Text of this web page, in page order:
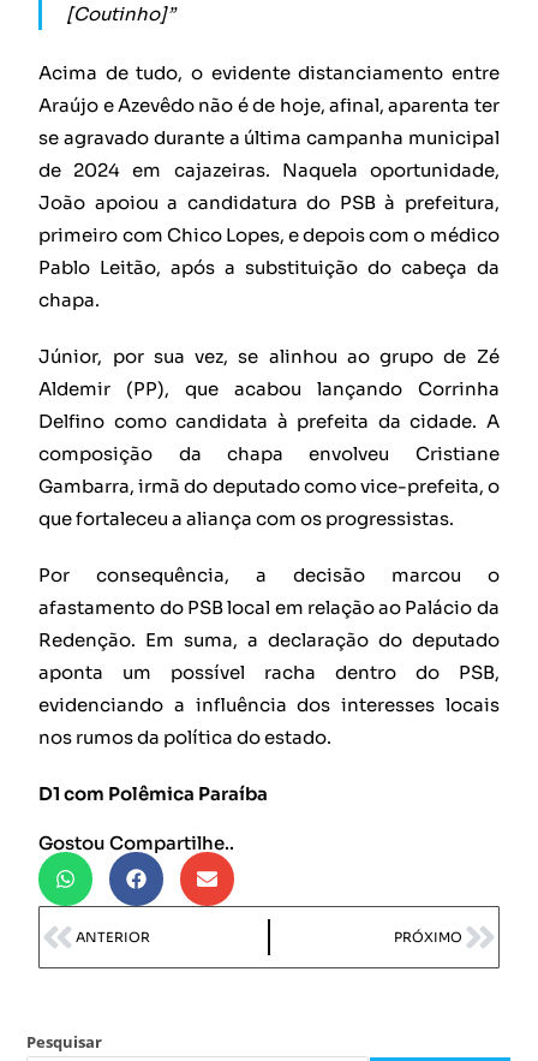
[Coutinho]”
Acima de tudo, o evidente distanciamento entre
Araújo e Azevêdo não é de hoje, afinal, aparenta ter
se agravado durante a última campanha municipal
de 2024 em cajazeiras. Naquela oportunidade,
João apoiou a candidatura do PSB à prefeitura,
primeiro com Chico Lopes, e depois com o médico
Pablo Leitão, após a substituição do cabeça da
chapa.
Júnior, por sua vez, se alinhou ao grupo de Zé
Aldemir (PP), que acabou lançando Corrinha
Delfino como candidata à prefeita da cidade. A
composição da chapa envolveu Cristiane
Gambarra, irmã do deputado como vice-prefeita, o
que fortaleceu a aliança com os progressistas.
Por consequência, a decisão marcou o
afastamento do PSB local em relação ao Palácio da
Redenção. Em suma, a declaração do deputado
aponta um possível racha dentro do PSB,
evidenciando a influência dos interesses locais
nos rumos da política do estado.
D1 com Polêmica Paraíba
Gostou Compartilhe..
ANTERIOR PRÓXIMO
Pesquisar